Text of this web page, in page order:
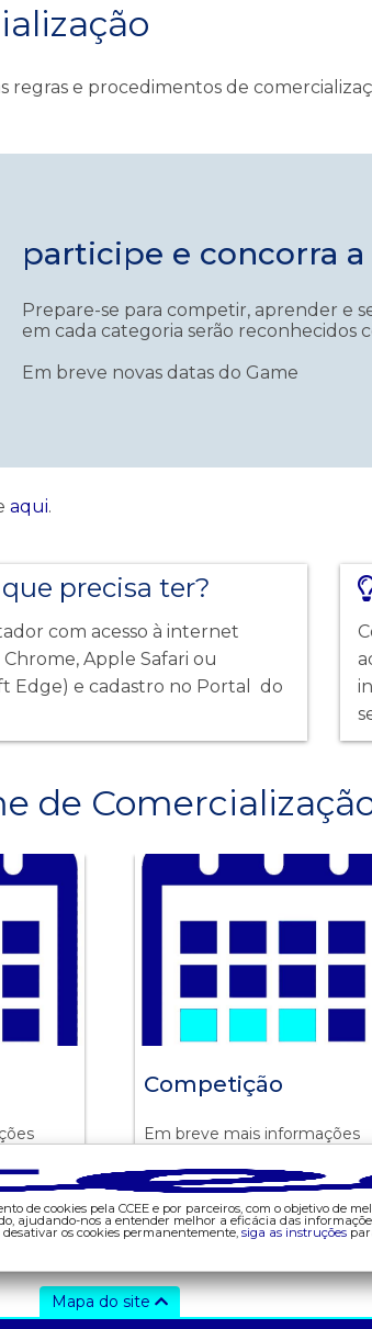
regras e procedimentos de
participe e concorra
Prepare-se para competir, aprender e
em cada categoria serão reconhecidos
Em breve novas datas do Game
aqui.
precisa ter?
com acesso à internet
Apple Safari ou
Edge) e cadastro no Portal do
de
Competição
Em breve mais informações
e-mail: cceeacademy@ccee.org.br
Mapa do site
de cookies pela CCEE e por parceiros, com o objetivo de
ajudando-nos a entender melhor a eficácia das
desativar os cookies permanentemente, siga as instruções